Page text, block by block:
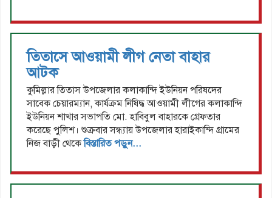
তিতাসে আওয়ামী লীগ নেতা বাহার
আটক
কুমিল্লার তিতাস উপজেলার কলাকান্দি ইউনিয়ন পরিষদের
সাবেক চেয়ারম্যান, কার্যক্রম নিষিদ্ধ আওয়ামী লীগের কলাকান্দি
ইউনিয়ন শাখার সভাপতি মো. হাবিবুল বাহারকে গ্রেফতার
করেছে পুলিশ। শুক্রবার সন্ধ্যায় উপজেলার হারাইকান্দি গ্রামের
নিজ বাড়ী থেকেবিস্তারিত পড়ুন...